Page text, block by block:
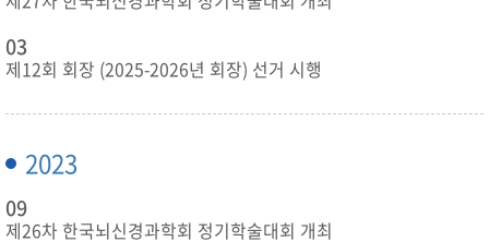
03
제12회 회장 (2025-2026년 회장) 선거 시행
2023
09
제26차 한국뇌신경과학회 정기학술대회 개최